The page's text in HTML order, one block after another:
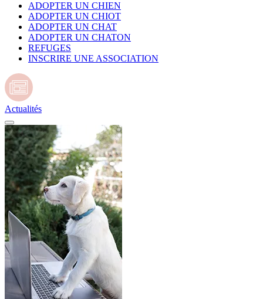
ADOPTER UN CHIEN
ADOPTER UN CHIOT
ADOPTER UN CHAT
ADOPTER UN CHATON
REFUGES
INSCRIRE UNE ASSOCIATION
Actualités